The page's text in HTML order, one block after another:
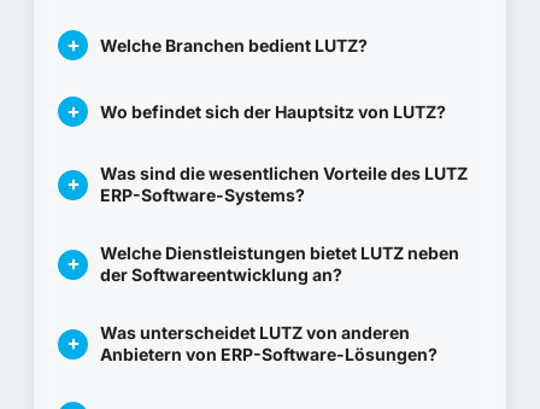
Welche Branchen bedient LUTZ?
Wo befindet sich der Hauptsitz von LUTZ?
Was sind die wesentlichen Vorteile des LUTZ
ERP-Software-Systems?
Welche Dienstleistungen bietet LUTZ neben
der Softwareentwicklung an?
Was unterscheidet LUTZ von anderen
Anbietern von ERP-Software-Lösungen?